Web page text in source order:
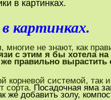
в картинках.
картинках.
многие не знают, как
с этим я бы хотела
правильно вырастить
системой, так
сорта. Посадочная яма
же добавить золу,